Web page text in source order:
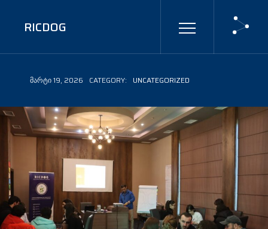
RICDOG
ᲛᲐᲠᲢᲘ 19, 2026 CATEGORY: UNCATEGORIZED